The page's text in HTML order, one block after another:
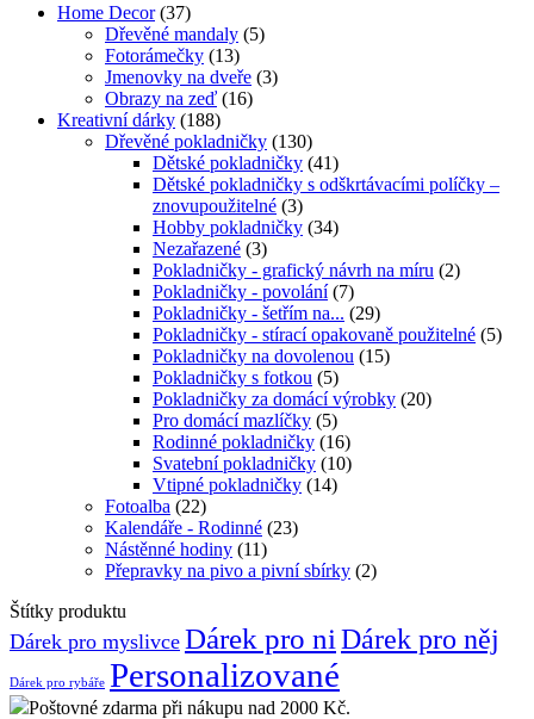
Home Decor (37)
Dřevěné mandaly (5)
Fotorámečky (13)
Jmenovky na dveře (3)
Obrazy na zeď (16)
Kreativní dárky (188)
Dřevěné pokladničky (130)
Dětské pokladničky (41)
Dětské pokladničky s odškrtávacími políčky –
znovupoužitelné (3)
Hobby pokladničky (34)
Nezařazené (3)
Pokladničky - grafický návrh na míru (2)
Pokladničky - povolání (7)
Pokladničky - šetřím na... (29)
Pokladničky - stírací opakovaně použitelné (5)
Pokladničky na dovolenou (15)
Pokladničky s fotkou (5)
Pokladničky za domácí výrobky (20)
Pro domácí mazlíčky (5)
Rodinné pokladničky (16)
Svatební pokladničky (10)
Vtipné pokladničky (14)
Fotoalba (22)
Kalendáře - Rodinné (23)
Nástěnné hodiny (11)
Přepravky na pivo a pivní sbírky (2)
Štítky produktu
Dárek pro myslivce Dárek pro ni Dárek pro něj
Dárek pro rybáře Personalizované
Poštovné zdarma při nákupu nad 2000 Kč.